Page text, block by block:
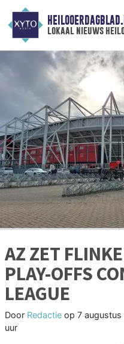
lokaal nieuws
AZ ZET
PLAY-OFFS
LEAGUE
Door Redactie op 7
uur